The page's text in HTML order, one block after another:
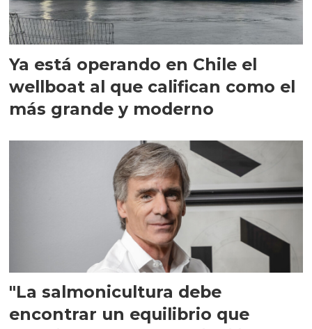
Ya está operando en Chile el
wellboat al que califican como el
más grande y moderno
"La salmonicultura debe
encontrar un equilibrio que